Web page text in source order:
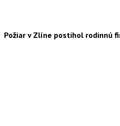
Požiar v Zlíne postihol rodinnú